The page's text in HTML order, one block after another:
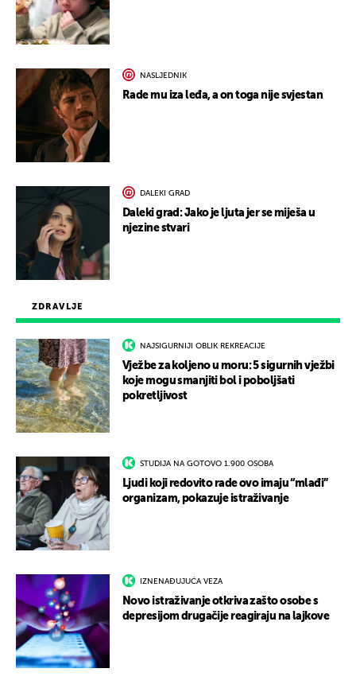
ZDRAVLJE
NAJSIGURNIJI OBLIK REKREACIJE
Vježbe za koljeno u moru: 5 sigurnih vježbi
koje mogu smanjiti bol i poboljšati
pokretljivost
STUDIJA NA GOTOVO 1.900 OSOBA
Ljudi koji redovito rade ovo imaju “mlađi”
organizam, pokazuje istraživanje
IZNENAĐUJUĆA VEZA
Novo istraživanje otkriva zašto osobe s
depresijom drugačije reagiraju na lajkove
NASLJEDNIK
Rade mu iza leđa, a on toga nije svjestan
DALEKI GRAD
Daleki grad: Jako je ljuta jer se miješa u
njezine stvari